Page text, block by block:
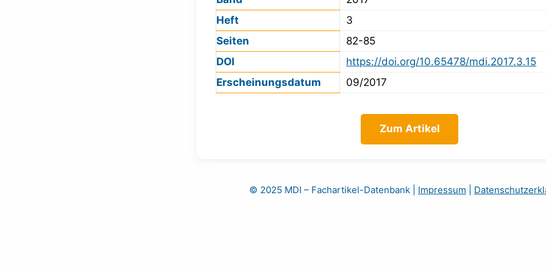
Heft
3
Seiten
82-85
DOI
https://doi.org/10.65478/mdi.2017.3.15
Erscheinungsdatum
09/2017
Zum Artikel
© 2025 MDI – Fachartikel-Datenbank Impressum